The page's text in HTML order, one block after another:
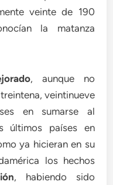
veinte de 190
la matanza
, aunque no
veintinueve
en sumarse al
últimos países en
ya hicieran en su
los hechos
, habiendo sido